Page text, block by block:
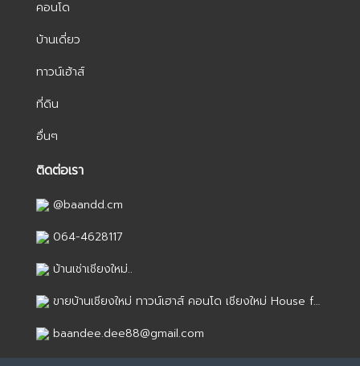
คอนโด
บ้านเดี่ยว
ทาวน์เฮ้าส์
ที่ดิน
อื่นๆ
ติดต่อเรา
@baandd.cm
064-4628117
บ้านเช่าเชียงใหม่..
ขายบ้านเชียงใหม่ ทาวน์เฮาส์ คอนโด เชียงใหม่ House for sale in Chiang Mai
baandee.dee88@gmail.com